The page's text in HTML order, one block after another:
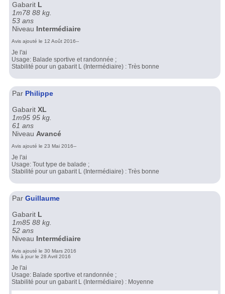
Gabarit L
1m78 88 kg.
53 ans
Niveau Intermédiaire
Avis ajouté le 12 Août 2016--
Je l'ai
Usage: Balade sportive et randonnée ;
Stabilité pour un gabarit L (Intermédiaire) : Très bonne
Par Philippe
Gabarit XL
1m95 95 kg.
61 ans
Niveau Avancé
Avis ajouté le 23 Mai 2016--
Je l'ai
Usage: Tout type de balade ;
Stabilité pour un gabarit L (Intermédiaire) : Très bonne
Par Guillaume
Gabarit L
1m85 88 kg.
52 ans
Niveau Intermédiaire
Avis ajouté le 30 Mars 2016
Mis à jour le 28 Avril 2016
Je l'ai
Usage: Balade sportive et randonnée ;
Stabilité pour un gabarit L (Intermédiaire) : Moyenne